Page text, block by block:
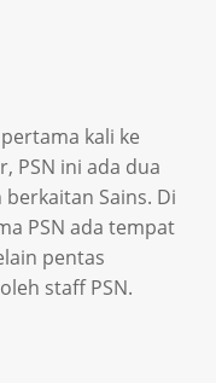
kali ke
PSN ini ada dua
Sains. Di
PSN ada tempat
pentas
staff PSN.